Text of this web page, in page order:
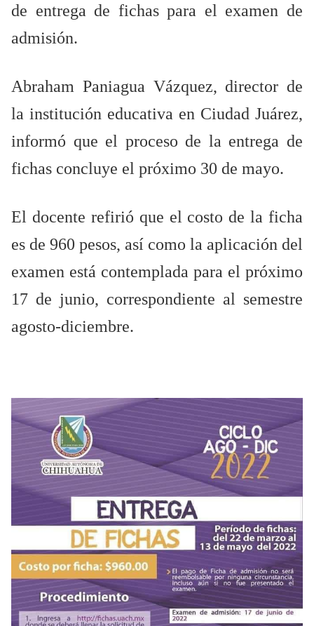
de entrega de fichas para el examen de
admisión.
Abraham Paniagua Vázquez, director de
la institución educativa en Ciudad Juárez,
informó que el proceso de la entrega de
fichas concluye el próximo 30 de mayo.
El docente refirió que el costo de la ficha
es de 960 pesos, así como la aplicación del
examen está contemplada para el próximo
17 de junio, correspondiente al semestre
agosto-diciembre.